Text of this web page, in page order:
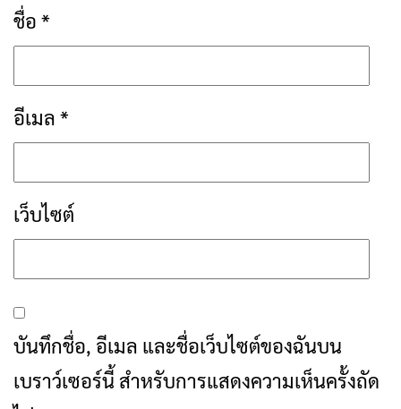
ชื่อ *
อีเมล *
เว็บไซต์
บันทึกชื่อ, อีเมล และชื่อเว็บไซต์ของฉันบน
เบราว์เซอร์นี้ สำหรับการแสดงความเห็นครั้งถัด